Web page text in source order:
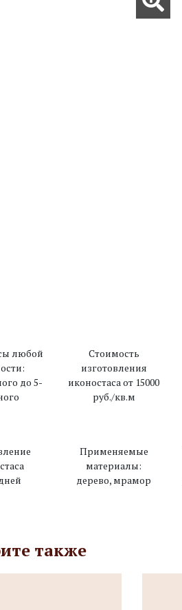
любой
до 5-
Стоимость
изготовления
иконостаса от 15000
руб./кв.м
Применяемые
материалы:
дерево, мрамор
также